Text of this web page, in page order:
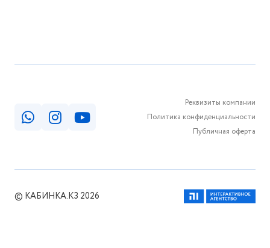
Реквизиты компании
Политика конфиденциальности
Публичная оферта
© КАБИНКА.КЗ 2026